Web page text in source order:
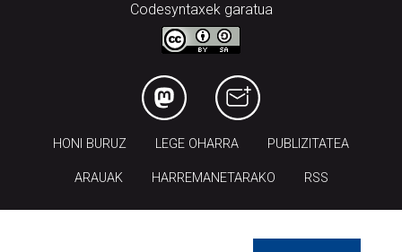
Codesyntaxek garatua
HONI BURUZ LEGE OHARRA PUBLIZITATEA
ARAUAK HARREMANETARAKO RSS